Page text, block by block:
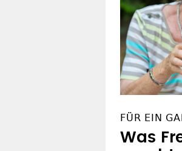
FÜR EIN
Was